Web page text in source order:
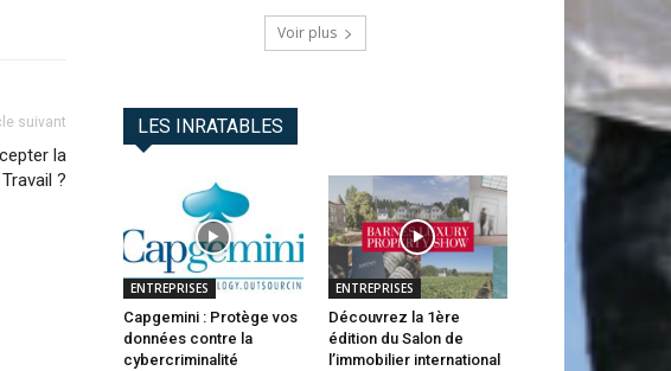
suivant
la
?
Voir plus
LES INRATABLES
ENTREPRISES
Capgemini : Protège vos
données contre la
cybercriminalité
ENTREPRISES
Découvrez la 1ère
édition du Salon de
l’immobilier international